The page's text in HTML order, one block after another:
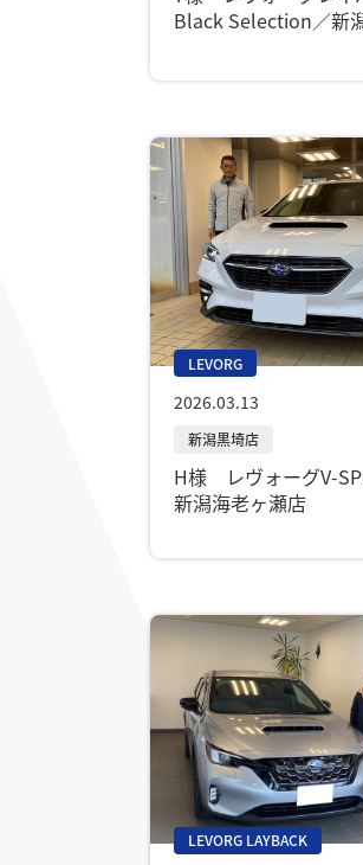
Black Selection／新
LEVORG
2026.03.13
H様 レヴォーグV-
新潟海老ヶ瀬店
LEVORG LAYBACK